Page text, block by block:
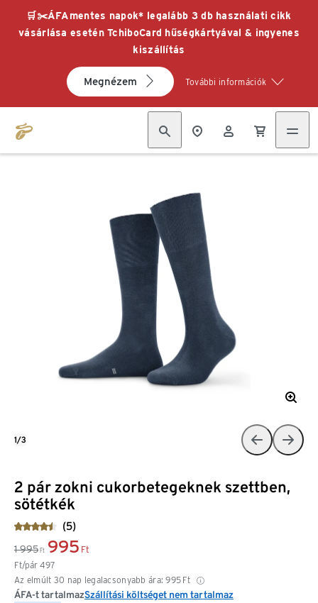
🛒✂️ÁFAmentes napok* legalább 3 db használati cikk
vásárlása esetén TchiboCard hűségkártyával & ingyenes
kiszállítás
Megnézem További információk
2 pár zokni cukorbetegeknek szettben,
sötétkék
(5)
1 995 Ft 995 Ft
Ft/pár 497
Az elmúlt 30 nap legalacsonyabb ára: 995 Ft
ÁFA-t tartalmazSzállítási költséget nem tartalmaz
1/3